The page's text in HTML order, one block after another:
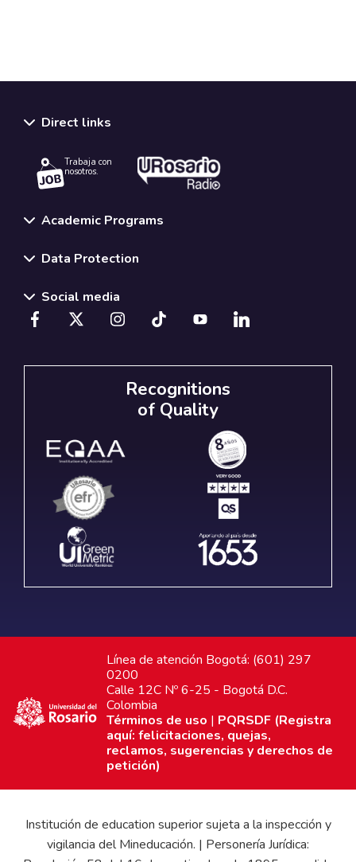
Direct links
Trabaja con
nosotros.
Academic Programs
Data Protection
Social media
Recognitions
of Quality
Línea de atención Bogotá: (601) 297
0200
Calle 12C Nº 6-25 - Bogotá D.C.
Colombia
Términos de uso | PQRSDF (Registra
aquí: felicitaciones, quejas,
reclamos, sugerencias y derechos de
petición)
Institución de education superior sujeta a la inspección y
vigilancia del Mineducación. | Personería Jurídica: